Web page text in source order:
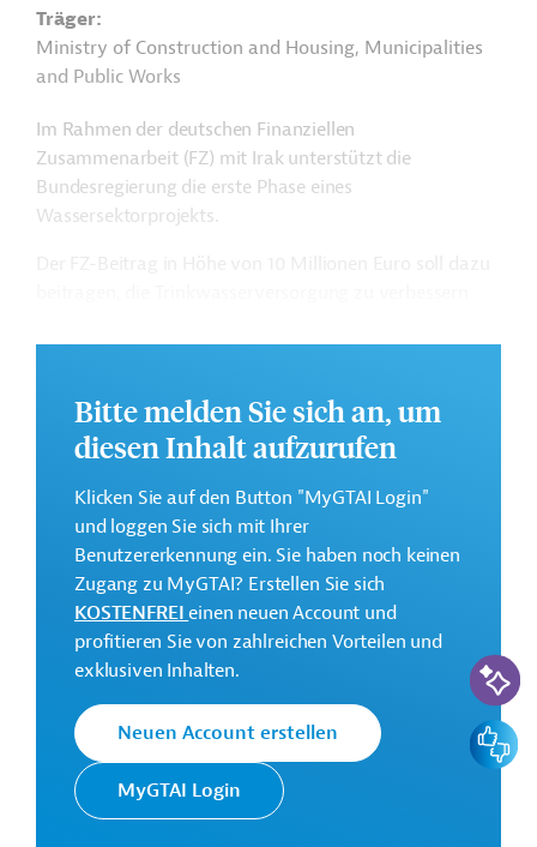
Träger
Ministry of Construction and Housing, Municipalities
and Public Works
Im Rahmen der deutschen Finanziellen
Zusammenarbeit (FZ) mit Irak unterstützt die
Bundesregierung die erste Phase eines
Wassersektorprojekts.
Basisdienstleistungen verantwortlich sind, zu stärken
Muthanna im Süden des Irak.
Das Entwicklungsprojekt soll von September 2022 bis
Geberbeitrag:
10 Millionen Euro
Kontaktadressen
Die KfW Entwicklungsbank setzt
die Finanzielle Zusammenarbeit
(FZ) Deutschlands im Auftrag der
Bundesregierung um. Ziele der
Bitte melden Sie sich an, um
diesen Inhalt aufzurufen
Klicken Sie auf den Button "MyGTAI Login"
und loggen Sie sich mit Ihrer
Benutzererkennung ein. Sie haben noch keinen
Zugang zu MyGTAI? Erstellen Sie sich
KOSTENFREIeinen neuen Account und
profitieren Sie von zahlreichen Vorteilen und
exklusiven Inhalten.
Neuen Account erstellen
MyGTAI Login
KI-